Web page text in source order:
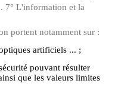
7° L'information et la
portent notamment sur :
artificiels ... ;
pouvant résulter
que les valeurs limites